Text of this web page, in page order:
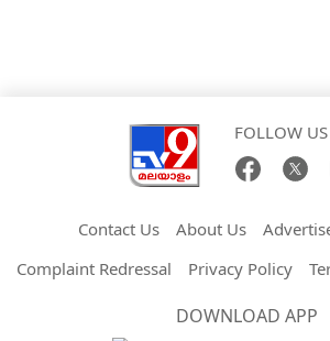
FOLLOW
Contact Us About Us
Complaint Redressal
Privacy Policy
DOWNLOAD APP